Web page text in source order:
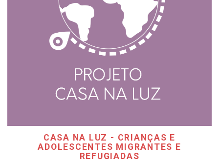
CASA NA LUZ - CRIANÇAS E
ADOLESCENTES MIGRANTES E
REFUGIADAS